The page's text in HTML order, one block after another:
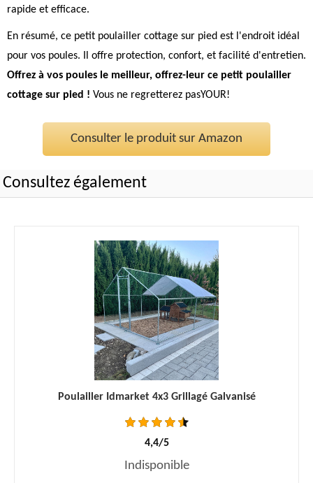
rapide et efficace.
En résumé, ce petit poulailler cottage sur pied est l'endroit idéal
pour vos poules. Il offre protection, confort, et facilité d'entretien.
Offrez à vos poules le meilleur, offrez-leur ce petit poulailler
cottage sur pied ! Vous ne regretterez pasYOUR!
Consulter le produit sur Amazon
Consultez également
Poulailler Idmarket 4x3 Grillagé Galvanisé
4,4/5
Indisponible